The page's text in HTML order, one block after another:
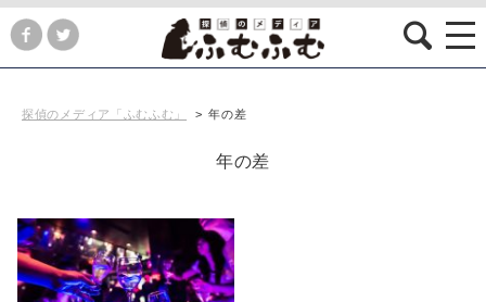
探偵のメディア「ふむふむ」 > 年の差
年の差